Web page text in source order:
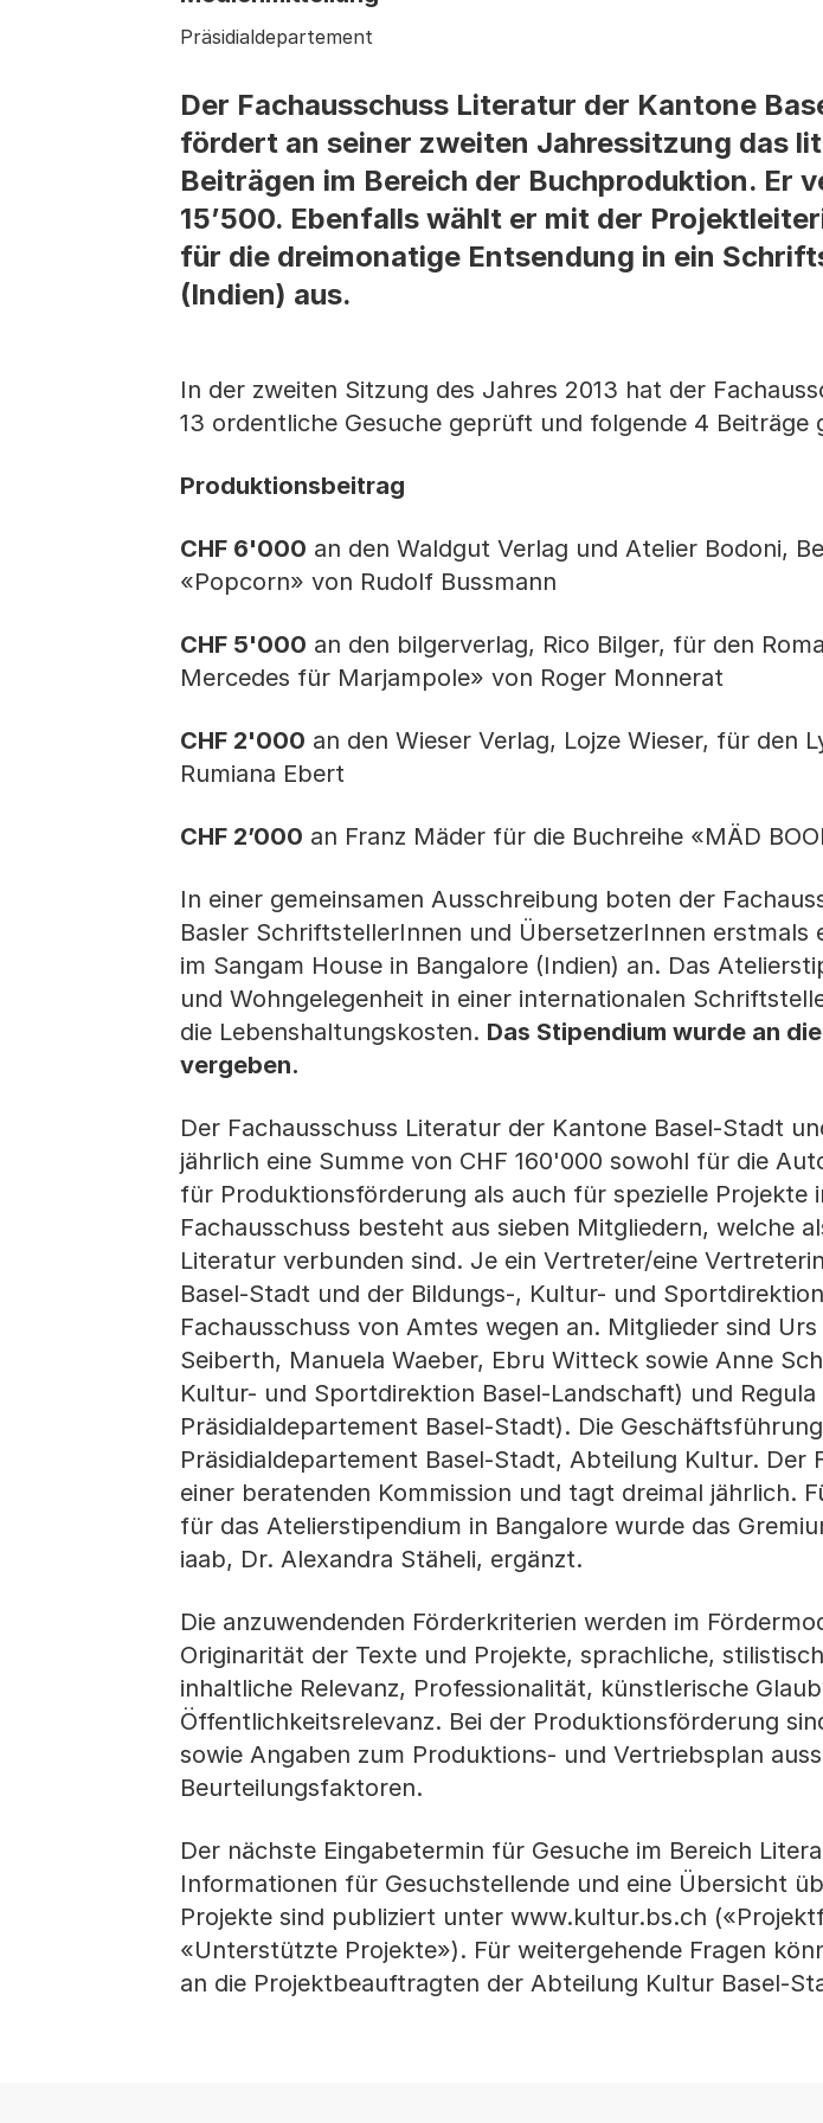
Präsidialdepartement
Der Fachausschuss Literatur der Kantone
fördert an seiner zweiten Jahressitzung das
Beiträgen im Bereich der Buchproduktion. Er
15’500. Ebenfalls wählt er mit der
für die dreimonatige Entsendung in ein
(Indien) aus.
In der zweiten Sitzung des Jahres 2013 hat der
13 ordentliche Gesuche geprüft und folgende 4 Beiträge
Produktionsbeitrag
CHF 6'000 an den Waldgut Verlag und Atelier Bodoni,
«Popcorn» von Rudolf Bussmann
CHF 5'000 an den bilgerverlag, Rico Bilger, für den
Mercedes für Marjampole» von Roger Monnerat
CHF 2'000 an den Wieser Verlag, Lojze Wieser, für den
Rumiana Ebert
CHF 2’000 an Franz Mäder für die Buchreihe «MÄD
In einer gemeinsamen Ausschreibung boten der
Basler SchriftstellerInnen und ÜbersetzerInnen
im Sangam House in Bangalore (Indien) an. Das
und Wohngelegenheit in einer internationalen
die Lebenshaltungskosten. Das Stipendium wurde an
vergeben.
Der Fachausschuss Literatur der Kantone Basel-Stadt
jährlich eine Summe von CHF 160'000 sowohl für die
für Produktionsförderung als auch für spezielle Projekte
Fachausschuss besteht aus sieben Mitgliedern, welche
Literatur verbunden sind. Je ein Vertreter/eine
Basel-Stadt und der Bildungs-, Kultur- und
Fachausschuss von Amtes wegen an. Mitglieder sind
Seiberth, Manuela Waeber, Ebru Witteck sowie Anne
Kultur- und Sportdirektion Basel-Landschaft) und
Präsidialdepartement Basel-Stadt). Die
Präsidialdepartement Basel-Stadt, Abteilung Kultur. Der
einer beratenden Kommission und tagt dreimal jährlich.
für das Atelierstipendium in Bangalore wurde das
iaab, Dr. Alexandra Stäheli, ergänzt.
Die anzuwendenden Förderkriterien werden im
Originarität der Texte und Projekte, sprachliche,
inhaltliche Relevanz, Professionalität, künstlerische
Öffentlichkeitsrelevanz. Bei der Produktionsförderung
sowie Angaben zum Produktions- und Vertriebsplan
Beurteilungsfaktoren.
Der nächste Eingabetermin für Gesuche im Bereich
Informationen für Gesuchstellende und eine Übersicht
Projekte sind publiziert unter www.kultur.bs.ch
«Unterstützte Projekte»). Für weitergehende Fragen
an die Projektbeauftragten der Abteilung Kultur Basel-